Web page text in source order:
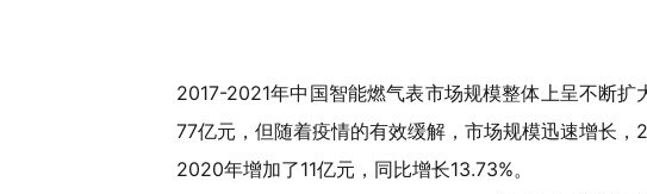
2017-2021年中国智能燃气表市场规模整体上呈不断
77亿元，但随着疫情的有效缓解，市场规模迅速增长
2020年增加了11亿元，同比增长13.73%。